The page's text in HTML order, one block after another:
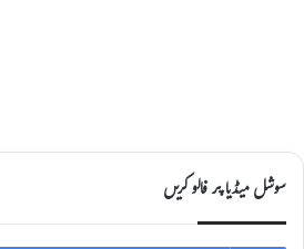
سوشل میڈیا پر فالو کریں